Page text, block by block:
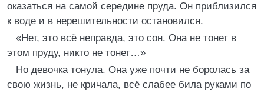
оказаться на самой середине пруда. Он приблизился
к воде и в нерешительности остановился.
«Нет, это всё неправда, это сон. Она не тонет в
этом пруду, никто не тонет…»
Но девочка тонула. Она уже почти не боролась за
свою жизнь, не кричала, всё слабее била руками по